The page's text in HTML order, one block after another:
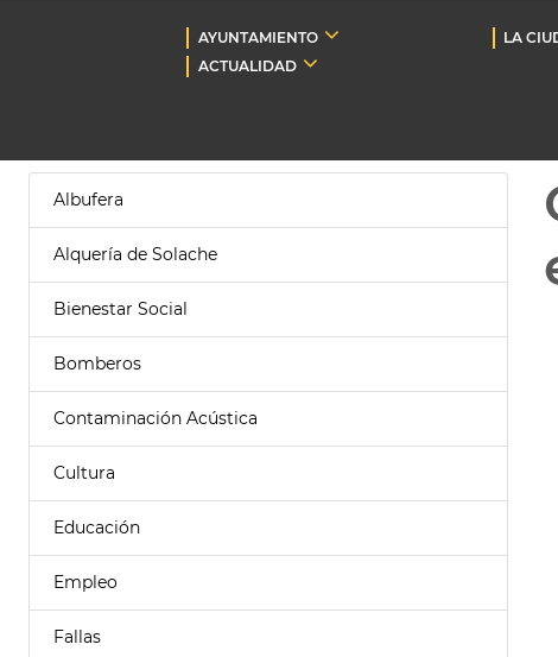
AYUNTAMIENTO LA
ACTUALIDAD
Albufera
Alquería de Solache
Bienestar Social
Bomberos
Contaminación Acústica
Cultura
Educación
Empleo
Fallas